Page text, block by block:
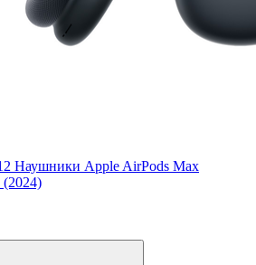
Наушники Apple AirPods Max